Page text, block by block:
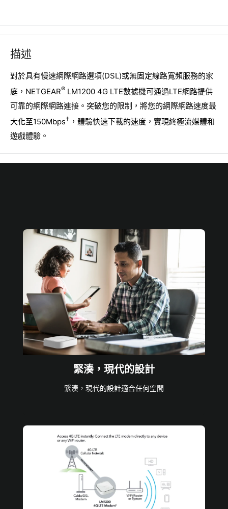
描述
對於具有慢速網際網路選項(DSL)或無固定線路寬頻服務的家
庭，NETGEAR® LM1200 4G LTE數據機可通過LTE網路提供
可靠的網際網路連接。突破您的限制，將您的網際網路速度最
大化至150Mbps† ，體驗快速下載的速度，實現終極流媒體和
遊戲體驗。
緊湊，現代的設計
緊湊，現代的設計適合任何空間